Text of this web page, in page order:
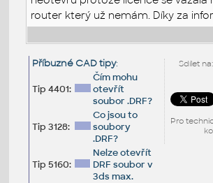
router který už nemám. Díky za
Sdílet
Pro
Příbuzné CAD tipy:
Tip 4401:
Čím mohu
otevřít
soubor .DRF?
Tip 3128:
Co jsou to
soubory
.DRF?
Tip 5160:
Nelze otevřít
DRF soubor v
3ds max.